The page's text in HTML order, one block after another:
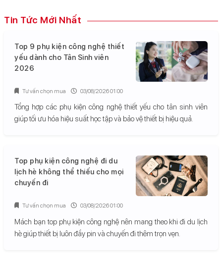
Tin Tức Mới Nhất
Top 9 phụ kiện công nghệ thiết
yếu dành cho Tân Sinh viên
2026
Tổng hợp các phụ kiện công nghệ thiết yếu cho tân sinh viên
giúp tối ưu hóa hiệu suất học tập và bảo vệ thiết bị hiệu quả.
Tư vấn chọn mua 03/08/2026 01:00
Top phụ kiện công nghệ đi du
lịch hè không thể thiếu cho mọi
chuyến đi
Mách bạn top phụ kiện công nghệ nên mang theo khi đi du lịch
hè giúp thiết bị luôn đầy pin và chuyến đi thêm trọn vẹn.
Tư vấn chọn mua 03/08/2026 01:00